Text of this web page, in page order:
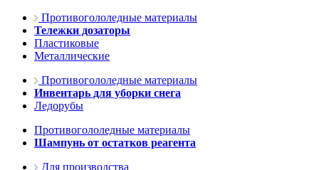
Противогололедные материалы
Тележки дозаторы
Пластиковые
Металлические
Противогололедные материалы
Инвентарь для уборки снега
Ледорубы
Противогололедные материалы
Шампунь от остатков реагента
Для производства